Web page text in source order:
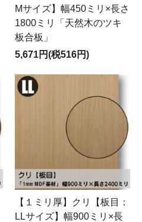
Mサイズ】幅450ミリ×長さ
1800ミリ「天然木のツキ
板合板」
5,671円(税516円)
【１ミリ厚】クリ【板目：
LLサイズ】幅900ミリ×長